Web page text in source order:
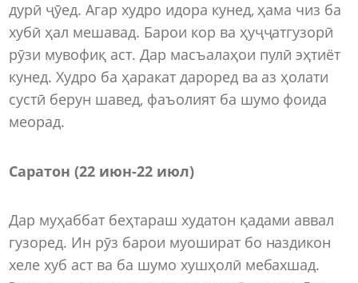
дурӣ ҷӯед. Агар худро идора кунед, ҳама чиз ба
хубӣ ҳал мешавад. Барои кор ва ҳуҷҷатгузорӣ
рӯзи мувофиқ аст. Дар масъалаҳои пулӣ эҳтиёт
кунед. Худро ба ҳаракат дароред ва аз ҳолати
сустӣ берун шавед, фаъолият ба шумо фоида
меорад.
Саратон (22 июн-22 июл)
Дар муҳаббат беҳтараш худатон қадами аввал
гузоред. Ин рӯз барои муошират бо наздикон
хеле хуб аст ва ба шумо хушҳолӣ мебахшад.